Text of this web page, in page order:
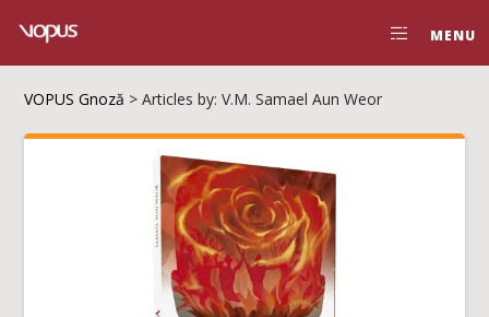
MENU
VOPUS Gnoză >Articles by: V.M. Samael Aun Weor